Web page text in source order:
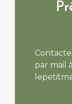
par mail à